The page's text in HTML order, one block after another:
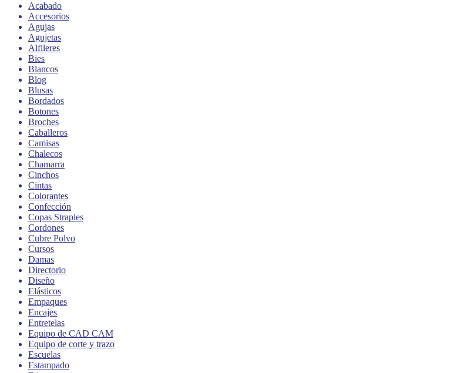
Acabado
Accesorios
Agujas
Agujetas
Alfileres
Bies
Blancos
Blog
Blusas
Bordados
Botones
Broches
Caballeros
Camisas
Chalecos
Chamarra
Cinchos
Cintas
Colorantes
Confección
Copas Straples
Cordones
Cubre Polvo
Cursos
Damas
Directorio
Diseño
Elásticos
Empaques
Encajes
Entretelas
Equipo de CAD CAM
Equipo de corte y trazo
Escuelas
Estampado